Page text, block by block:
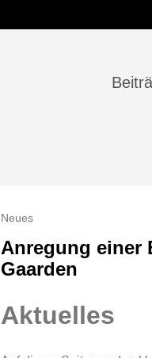
Neues
Anregung einer
Gaarden
Aktuelles